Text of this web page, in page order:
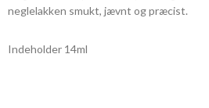
neglelakken smukt, jævnt og præcist.
Indeholder 14ml